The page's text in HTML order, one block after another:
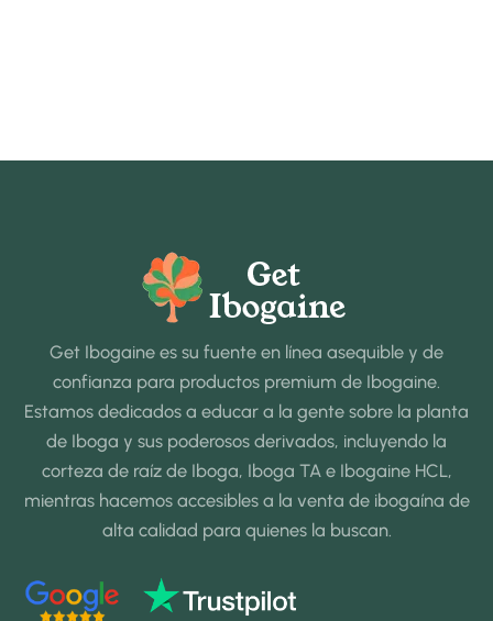
Get Ibogaine es su fuente en línea asequible y de
confianza para productos premium de Ibogaine.
Estamos dedicados a educar a la gente sobre la planta
de Iboga y sus poderosos derivados, incluyendo la
corteza de raíz de Iboga, Iboga TA e Ibogaine HCL,
mientras hacemos accesibles a la venta de ibogaína de
alta calidad para quienes la buscan.